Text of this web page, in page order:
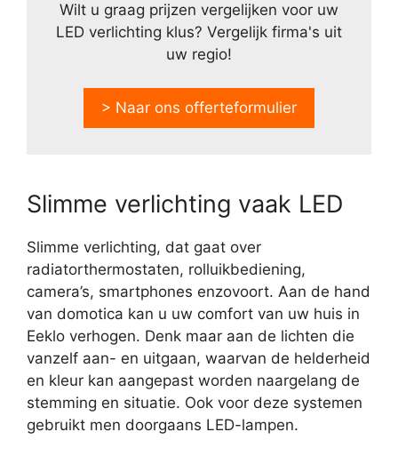
Wilt u graag prijzen vergelijken voor uw
LED verlichting klus? Vergelijk firma's uit
uw regio!
> Naar ons offerteformulier
Slimme verlichting vaak LED
Slimme verlichting, dat gaat over
radiatorthermostaten, rolluikbediening,
camera’s, smartphones enzovoort. Aan de hand
van domotica kan u uw comfort van uw huis in
Eeklo verhogen. Denk maar aan de lichten die
vanzelf aan- en uitgaan, waarvan de helderheid
en kleur kan aangepast worden naargelang de
stemming en situatie. Ook voor deze systemen
gebruikt men doorgaans LED-lampen.